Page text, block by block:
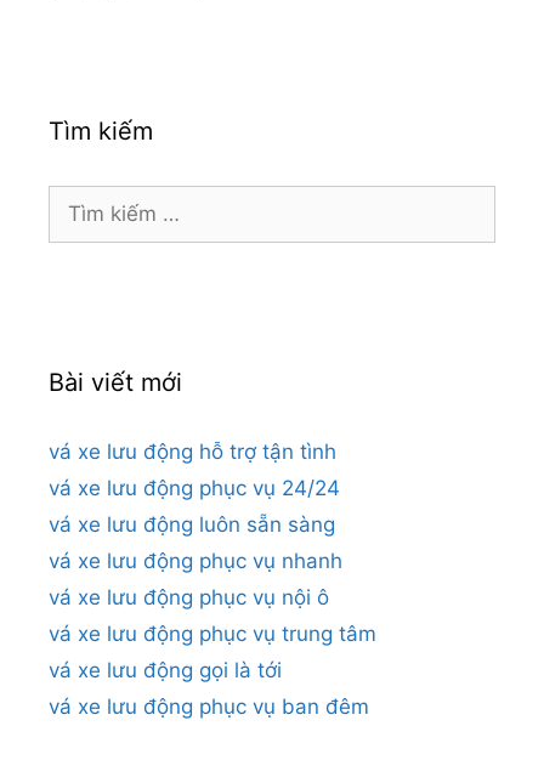
Tìm kiếm
Tìm
Bài viết mới
vá xe lưu động hỗ trợ tận tình
vá xe lưu động phục vụ 24/24
vá xe lưu động luôn sẵn sàng
vá xe lưu động phục vụ nhanh
vá xe lưu động phục vụ nội ô
vá xe lưu động phục vụ trung tâm
vá xe lưu động gọi là tới
vá xe lưu động phục vụ ban đêm